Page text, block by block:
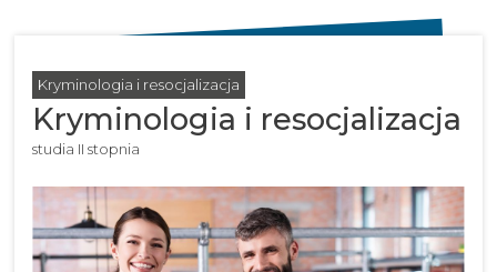
Kryminologia i resocjalizacja
Kryminologia i resocjalizacja
studia II stopnia